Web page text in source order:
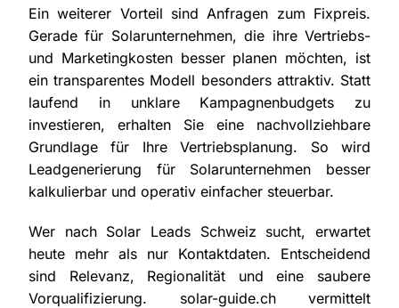
Ein weiterer Vorteil sind Anfragen zum Fixpreis.
Gerade für Solarunternehmen, die ihre Vertriebs-
und Marketingkosten besser planen möchten, ist
ein transparentes Modell besonders attraktiv. Statt
laufend in unklare Kampagnenbudgets zu
investieren, erhalten Sie eine nachvollziehbare
Grundlage für Ihre Vertriebsplanung. So wird
Leadgenerierung für Solarunternehmen besser
kalkulierbar und operativ einfacher steuerbar.
Wer nach Solar Leads Schweiz sucht, erwartet
heute mehr als nur Kontaktdaten. Entscheidend
sind Relevanz, Regionalität und eine saubere
Vorqualifizierung. solar-guide.ch vermittelt